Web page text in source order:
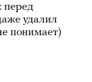
перед
удалил
понимает)